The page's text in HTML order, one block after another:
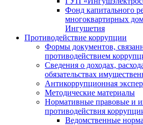
Фонд капитального
многоквартирных
Ингушетия
Противодействие коррупции
Формы документов,
противодействием
Сведения о доходах,
обязательствах
Антикоррупционная
Методические материалы
Нормативные правовые и
противодействия
Ведомственные